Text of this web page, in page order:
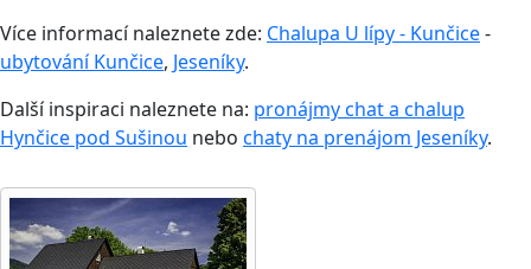
Více informací naleznete zde: Chalupa U lípy - Kunčice-
ubytování Kunčice, Jeseníky.
Další inspiraci naleznete na: pronájmy chat a chalup
Hynčice pod Sušinou nebo chaty na prenájom Jeseníky.